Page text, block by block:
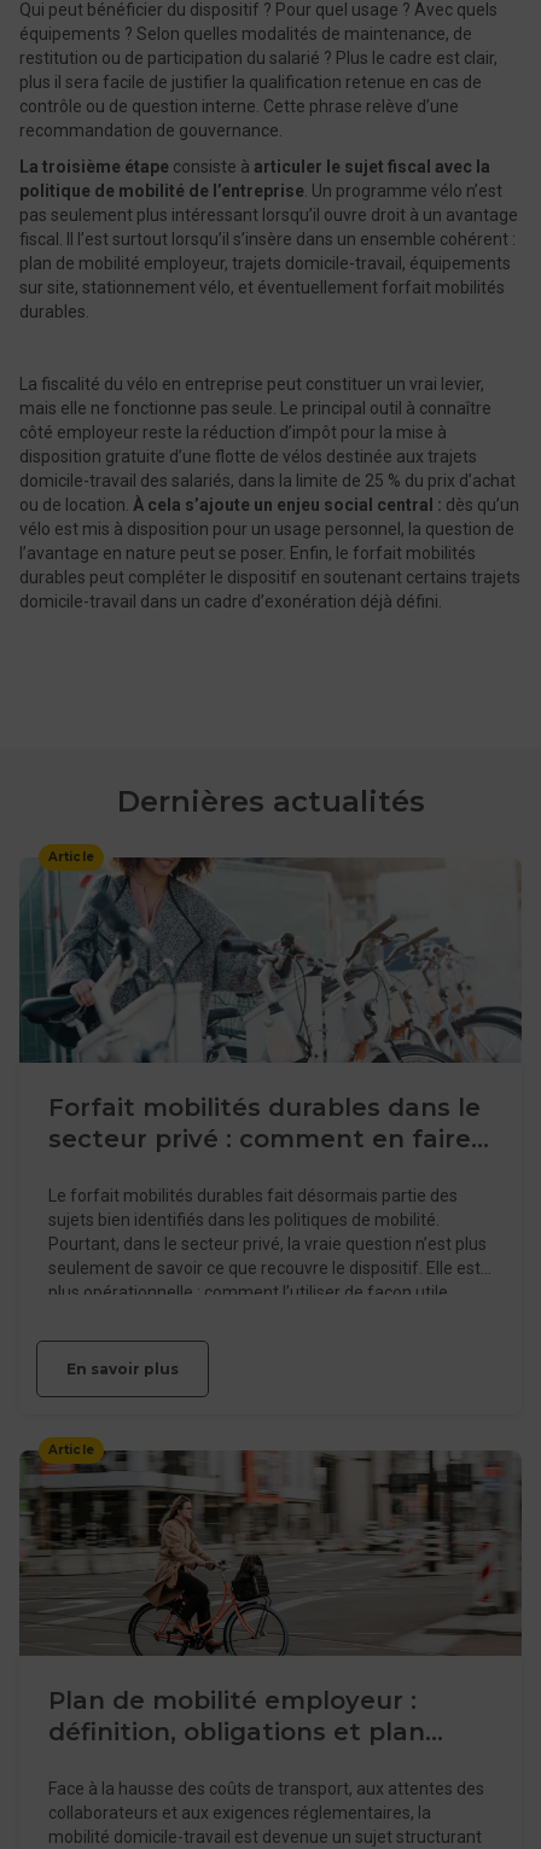
Qui peut bénéficier du dispositif ? Pour quel usage ? Avec quels
équipements ? Selon quelles modalités de maintenance, de
restitution ou de participation du salarié ? Plus le cadre est clair,
plus il sera facile de justifier la qualification retenue en cas de
contrôle ou de question interne. Cette phrase relève d’une
recommandation de gouvernance.
La troisième étape consiste à articuler le sujet fiscal avec la
politique de mobilité de l’entreprise . Un programme vélo n’est
pas seulement plus intéressant lorsqu’il ouvre droit à un avantage
fiscal. Il l’est surtout lorsqu’il s’insère dans un ensemble cohérent :
plan de mobilité employeur, trajets domicile-travail, équipements
sur site, stationnement vélo, et éventuellement forfait mobilités
durables.
La fiscalité du vélo en entreprise peut constituer un vrai levier,
mais elle ne fonctionne pas seule. Le principal outil à connaître
côté employeur reste la réduction d’impôt pour la mise à
disposition gratuite d’une flotte de vélos destinée aux trajets
domicile-travail des salariés, dans la limite de 25 % du prix d’achat
ou de location. À cela s’ajoute un enjeu social central : dès qu’un
vélo est mis à disposition pour un usage personnel, la question de
l’avantage en nature peut se poser. Enfin, le forfait mobilités
durables peut compléter le dispositif en soutenant certains trajets
domicile-travail dans un cadre d’exonération déjà défini.
Dernières actualités
Article
Forfait mobilités durables dans le
secteur privé : comment en faire
?Le forfait mobilités durables fait désormais partie des
sujets bien identifiés dans les politiques de mobilité.
Pourtant, dans le secteur privé, la vraie question n’est plus
seulement de savoir ce que recouvre le dispositif. Elle est
plus opérationnelle : comment l’utiliser de façon utile,
les déplacements ? Faut-il le réserver aux salariés déjà
engagés dans des mobilités alternatives ? Le combiner
comme un signal RH, comme un outil de sobriété, ou
comme une brique plus large du plan de mobilité
employeur ? La Poste Solutions Business vous éclaire sur
le sujet.
En savoir plus
Article
Plan de mobilité employeur :
définition, obligations et plan
Face à la hausse des coûts de transport, aux attentes des
collaborateurs et aux exigences réglementaires, la
mobilité domicile-travail est devenue un sujet structurant